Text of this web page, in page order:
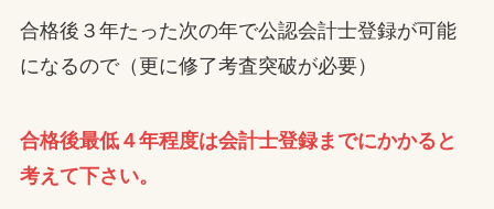
合格後３年たった次の年で公認会計士登録が可能
になるので（更に修了考査突破が必要）
合格後最低４年程度は会計士登録までにかかると
考えて下さい。